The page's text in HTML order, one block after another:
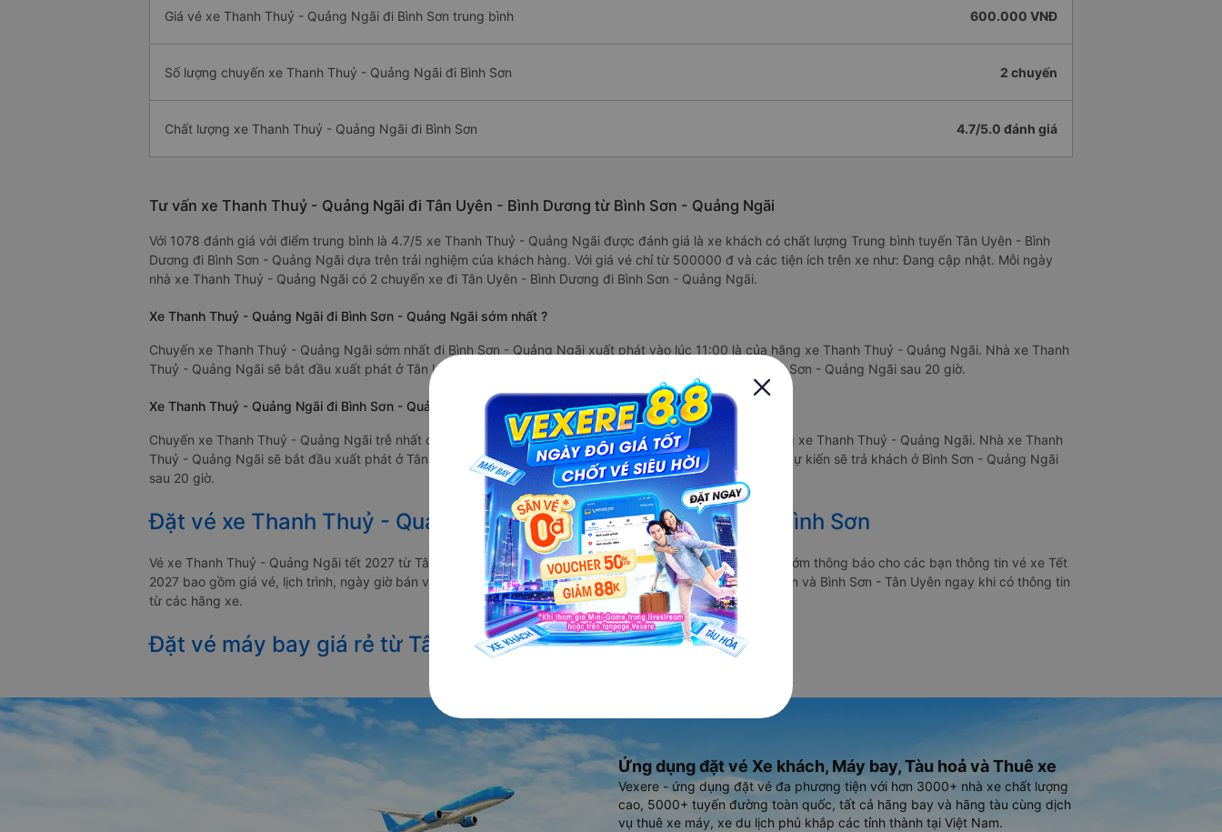
Giá vé xe Thanh Thuỷ - Quảng Ngãi đi Bình Sơn trung bình 600.000 VNĐ
Số lượng chuyến xe Thanh Thuỷ - Quảng Ngãi đi Bình Sơn 2 chuyến
Chất lượng xe Thanh Thuỷ - Quảng Ngãi đi Bình Sơn 4.7/5.0 đánh giá
Tư vấn xe Thanh Thuỷ - Quảng Ngãi đi Tân Uyên - Bình Dương từ Bình Sơn - Quảng Ngãi
Với 1078 đánh giá với điểm trung bình là 4.7/5 xe Thanh Thuỷ - Quảng Ngãi được đánh giá là xe khách có chất lượng Trung bình tuyến Tân Uyên - Bình
Dương đi Bình Sơn - Quảng Ngãi dựa trên trải nghiệm của khách hàng. Với giá vé chỉ từ 500000 đ và các tiện ích trên xe như: Đang cập nhật. Mỗi ngày
nhà xe Thanh Thuỷ - Quảng Ngãi có 2 chuyến xe đi Tân Uyên - Bình Dương đi Bình Sơn - Quảng Ngãi.
Xe Thanh Thuỷ - Quảng Ngãi đi Bình Sơn - Quảng Ngãi sớm nhất ?
Chuyến xe Thanh Thuỷ - Quảng Ngãi sớm nhất đi Bình Sơn - Quảng Ngãi xuất phát vào lúc 11:00 là của hãng xe Thanh Thuỷ - Quảng Ngãi. Nhà xe Thanh
Thuỷ - Quảng Ngãi sẽ bắt đầu xuất phát ở Tân Uyên - Bình Dương lúc 11:00 và dự kiến sẽ trả khách ở Bình Sơn - Quảng Ngãi sau 20 giờ.
Xe Thanh Thuỷ - Quảng Ngãi đi Bình Sơn - Quảng Ngãi trễ nhất ?
Chuyến xe Thanh Thuỷ - Quảng Ngãi trễ nhất đi Bình Sơn - Quảng Ngãi xuất phát vào lúc 16:30 là của hãng xe Thanh Thuỷ - Quảng Ngãi. Nhà xe Thanh
Thuỷ - Quảng Ngãi sẽ bắt đầu xuất phát ở Tân Uyên - Bình Dương lúc 16:30 tại Tân Uyên - Bình Dương và dự kiến sẽ trả khách ở Bình Sơn - Quảng Ngãi
sau 20 giờ.
Đặt vé xe Thanh Thuỷ - Quảng Ngãi Tết 2027 từ Tân Uyên đi Bình Sơn
Vé xe Thanh Thuỷ - Quảng Ngãi tết 2027 từ Tân Uyên đi Bình Sơn vẫn chưa được công bố. Vexere.com sẽ sớm thông báo cho các bạn thông tin vé xe Tết
2027 bao gồm giá vé, lịch trình, ngày giờ bán vé của các hãng xe khách đi tuyến đường Tân Uyên - Bình Sơn và Bình Sơn - Tân Uyên ngay khi có thông tin
từ các hãng xe.
Đặt vé máy bay giá rẻ từ Tân Uyên đi Bình Sơn
Ứng dụng đặt vé Xe khách, Máy bay, Tàu hoả và Thuê xe
Vexere - ứng dụng đặt vé đa phương tiện với hơn 3000+ nhà xe chất lượng
cao, 5000+ tuyến đường toàn quốc, tất cả hãng bay và hãng tàu cùng dịch
vụ thuê xe máy, xe du lịch phủ khắp các tỉnh thành tại Việt Nam.